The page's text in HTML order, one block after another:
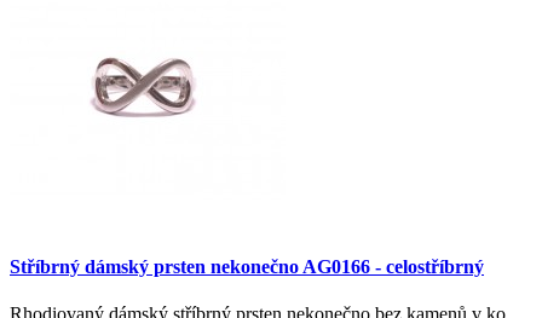
Stříbrný dámský prsten nekonečno AG0166 - celostříbrný
Rhodiovaný dámský stříbrný prsten nekonečno bez kamenů v ko...